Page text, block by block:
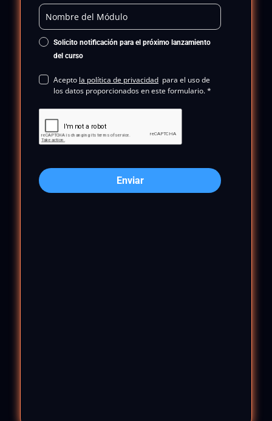
Solicito notificación para el próximo lanzamiento
del curso
Acepto la política de privacidad para el uso de
los datos proporcionados en este formulario. *
Enviar